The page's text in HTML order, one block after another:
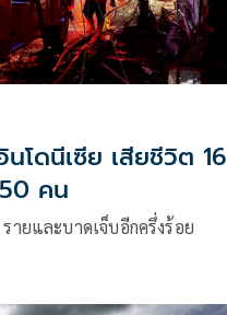
โดนีเซีย เสียชีวิต 16
คน
ายและบาดเจ็บอีกครึ่งร้อย